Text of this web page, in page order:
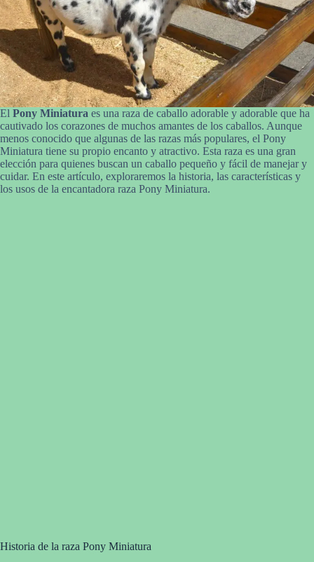
El Pony Miniatura es una raza de caballo adorable y adorable que ha
cautivado los corazones de muchos amantes de los caballos. Aunque
menos conocido que algunas de las razas más populares, el Pony
Miniatura tiene su propio encanto y atractivo. Esta raza es una gran
elección para quienes buscan un caballo pequeño y fácil de manejar y
cuidar. En este artículo, exploraremos la historia, las características y
los usos de la encantadora raza Pony Miniatura.
Historia de la raza Pony Miniatura